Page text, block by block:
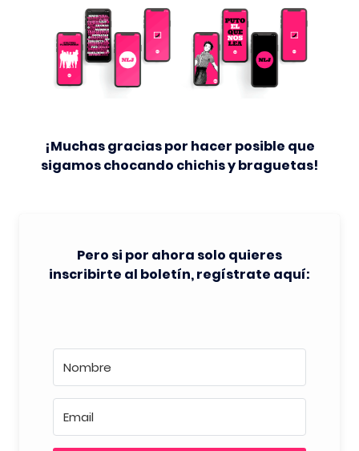
¡Muchas gracias por hacer posible que
sigamos chocando chichis y braguetas!
Pero si por ahora solo quieres
inscribirte al boletín, regístrate aquí: